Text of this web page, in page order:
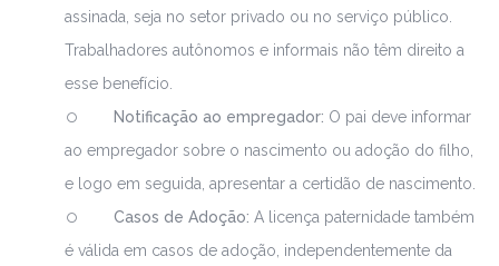
assinada, seja no setor privado ou no serviço público.
Trabalhadores autônomos e informais não têm direito a
esse benefício.
Notificação ao empregador: O pai deve informar
ao empregador sobre o nascimento ou adoção do filho,
e logo em seguida, apresentar a certidão de nascimento.
Casos de Adoção: A licença paternidade também
é válida em casos de adoção, independentemente da